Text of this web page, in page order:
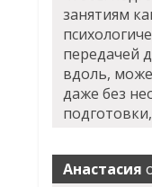
занятиям
передачей
вдоль,
даже без
Анастасия